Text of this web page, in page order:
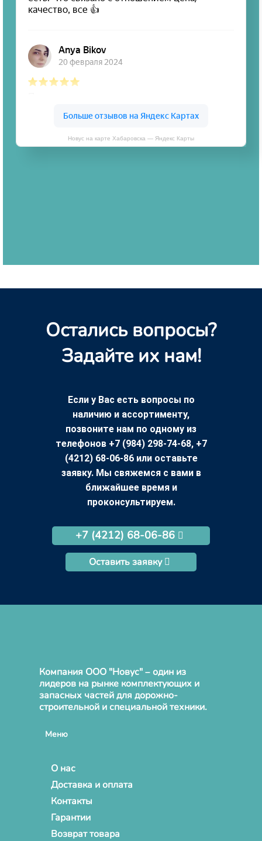
Новус на карте Хабаровска — Яндекс Карты
Остались вопросы?
Задайте их нам!
Если у Вас есть вопросы по
наличию и ассортименту,
позвоните нам по одному из
телефонов +7 (984) 298-74-68, +7
(4212) 68-06-86 или оставьте
заявку. Мы свяжемся с вами в
ближайшее время и
проконсультируем.
+7 (4212) 68-06-86
Оставить заявку
Компания ООО "Новус" – один из
лидеров на рынке комплектующих и
запасных частей для дорожно-
строительной и специальной техники.
Меню
О нас
Доставка и оплата
Контакты
Гарантии
Возврат товара